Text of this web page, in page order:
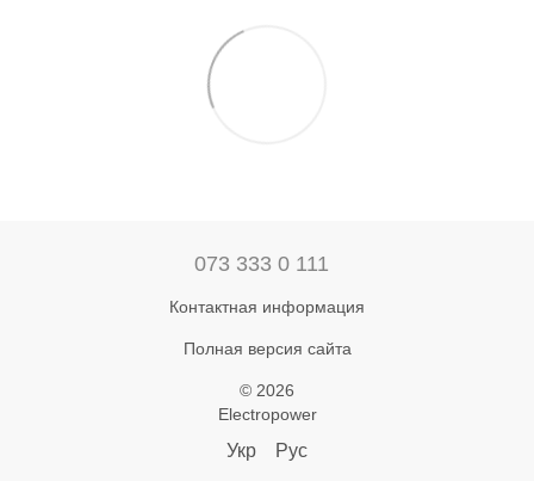
073 333 0 111
Контактная информация
Полная версия сайта
© 2026
Electropower
Укр Рус